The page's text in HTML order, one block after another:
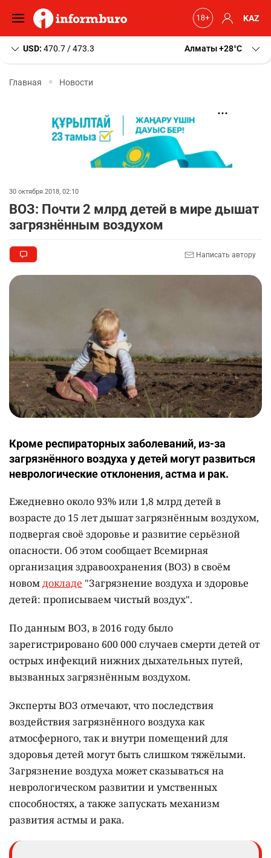
KAZ
USD: 470.7 / 473.3 Алматы+28 C
Главная Новости
30 октября 2018, 02:10
ВОЗ: Почти 2 млрд детей в мире дышат
загрязнённым воздухом
Написать автору
Кроме респираторных заболеваний, из-за
загрязнённого воздуха у детей могут развиться
неврологические отклонения, астма и рак.
Ежедневно около 93% или 1,8 млрд детей в
возрасте до 15 лет дышат загрязнённым воздухом,
подвергая своё здоровье и развитие серьёзной
опасности. Об этом сообщает Всемирная
организация здравоохранения (ВОЗ) в своём
новомдокладе "Загрязнение воздуха и здоровье
детей: прописываем чистый воздух".
По данным ВОЗ, в 2016 году было
зарегистрировано 600 000 случаев смерти детей от
острых инфекций нижних дыхательных путей,
вызванных загрязнённым воздухом.
Эксперты ВОЗ отмечают, что последствия
воздействия загрязнённого воздуха как
атмосферного, так и внутри помещений для
здоровья детей могут быть слишком тяжёлыми.
Загрязнение воздуха может сказываться на
неврологическом развитии и умственных
способностях, а также запускать механизм
развития астмы и рака.